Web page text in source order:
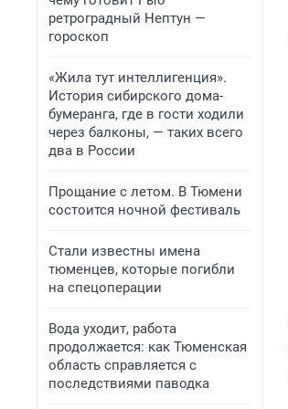
ретроградный Нептун —
гороскоп
«Жила тут интеллигенция».
История сибирского дома-
бумеранга, где в гости ходили
через балконы, — таких всего
два в России
Прощание с летом. В Тюмени
состоится ночной фестиваль
Стали известны имена
тюменцев, которые погибли
на спецоперации
Вода уходит, работа
продолжается: как Тюменская
область справляется с
последствиями паводка